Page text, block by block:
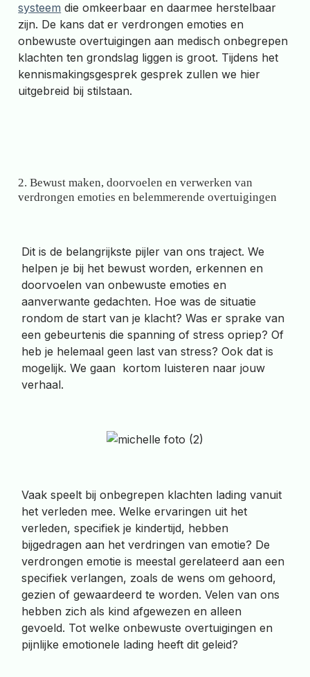
systeem die omkeerbaar en daarmee herstelbaar
zijn. De kans dat er verdrongen emoties en
onbewuste overtuigingen aan medisch onbegrepen
klachten ten grondslag liggen is groot. Tijdens het
kennismakingsgesprek gesprek zullen we hier
uitgebreid bij stilstaan.
2. Bewust maken, doorvoelen en verwerken van
verdrongen emoties en belemmerende overtuigingen
Dit is de belangrijkste pijler van ons traject. We
helpen je bij het bewust worden, erkennen en
doorvoelen van onbewuste emoties en
aanverwante gedachten. Hoe was de situatie
rondom de start van je klacht? Was er sprake van
een gebeurtenis die spanning of stress opriep? Of
heb je helemaal geen last van stress? Ook dat is
mogelijk. We gaan kortom luisteren naar jouw
verhaal.
Vaak speelt bij onbegrepen klachten lading vanuit
het verleden mee. Welke ervaringen uit het
verleden, specifiek je kindertijd, hebben
bijgedragen aan het verdringen van emotie? De
verdrongen emotie is meestal gerelateerd aan een
specifiek verlangen, zoals de wens om gehoord,
gezien of gewaardeerd te worden. Velen van ons
hebben zich als kind afgewezen en alleen
gevoeld. Tot welke onbewuste overtuigingen en
pijnlijke emotionele lading heeft dit geleid?